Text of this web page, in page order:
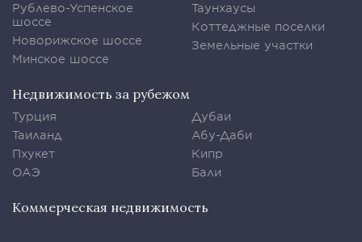
Рублево-Успенское
шоссе
Новорижское шоссе
Минское шоссе
Таунхаусы
Коттеджные поселки
Земельные участки
Недвижимость за рубежом
Турция
Таиланд
Пхукет
ОАЭ
Дубаи
Абу-Даби
Кипр
Бали
Коммерческая недвижимость